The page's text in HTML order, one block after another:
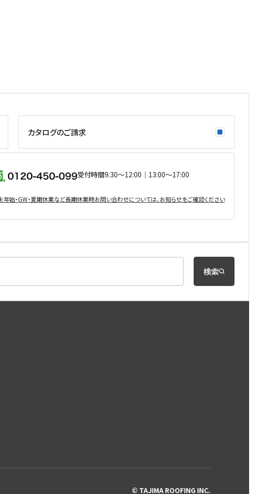
カタログのご請求
受付時間9:30〜12:00｜13:00〜17:00
年始・GW・夏期休業など⻑期休業時お問い合わせについては、お知らせをご確認ください
検索
© TAJIMA ROOFING INC.